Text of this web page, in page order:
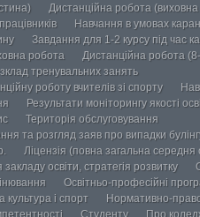
Дистанційна робота
Навчання в умовах
Завдання для 1-2 курсу під час
робота
Дистанційна робота
тренувальних занять
роботу вчителів зі спорту
Результати моніторингу якості
Територія обслуговування
та розгляд заяв про випадки
Ліцензія (повна загальна середня
закладу освіти, стратегія розвитку
Освітньо-професійні
і спорт
Нормативно-
Студенту Про